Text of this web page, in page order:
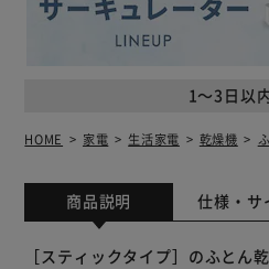
1～3日以
HOME 家電 生活家電 乾燥機
商品説明 仕様・サ
［スティックタイプ］のふとん